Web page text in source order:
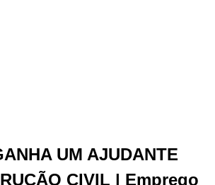
UM AJUDANTE
CIVIL | Emprego